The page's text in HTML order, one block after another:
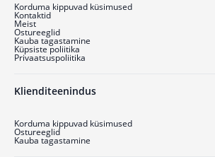
Korduma kippuvad küsimused
Kontaktid
Meist
Ostu­reeglid
Kauba tagastamine
Küpsiste poliitika
Privaatsuspoliitika
Klienditeenindus
Korduma kippuvad küsimused
Ostu­reeglid
Kauba tagastamine